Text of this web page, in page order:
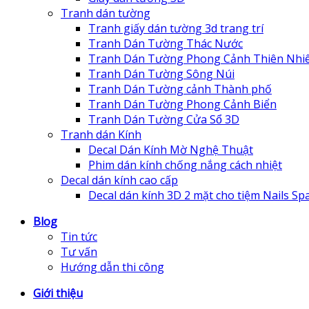
Tranh dán tường
Tranh giấy dán tường 3d trang trí
Tranh Dán Tường Thác Nước
Tranh Dán Tường Phong Cảnh Thiên
Tranh Dán Tường Sông Núi
Tranh Dán Tường cảnh Thành phố
Tranh Dán Tường Phong Cảnh Biển
Tranh Dán Tường Cửa Sổ 3D
Tranh dán Kính
Decal Dán Kính Mờ Nghệ Thuật
Phim dán kính chống nắng cách nhiệt
Decal dán kính cao cấp
Decal dán kính 3D 2 mặt cho tiệm Nails
Blog
Tin tức
Tư vấn
Hướng dẫn thi công
Giới thiệu